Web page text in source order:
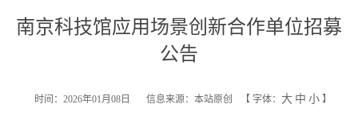
南京科技馆应用场景创新合作单位招募
公告
时间：2026年01月08日 信息来源：本站原创 【 字体： 大 中 小 】